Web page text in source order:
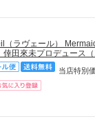
（ラヴェール）
倖田來未プロデュース（
当店特別